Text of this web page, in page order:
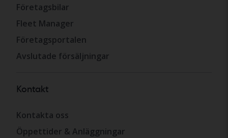
Företagsbilar
Fleet Manager
Företagsportalen
Avslutade försäljningar
Kontakt
Kontakta oss
Öppettider & Anläggningar